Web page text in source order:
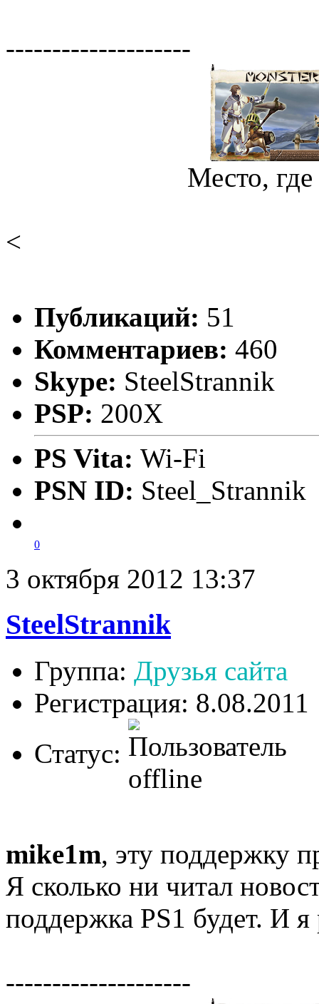
--------------------
Место,
<
Публикаций: 51
Комментариев: 460
Skype: SteelStrannik
PSP: 200X
PS Vita: Wi-Fi
PSN ID: Steel_Strannik
0
3 октября 2012 13:37
SteelStrannik
Группа: Друзья сайта
Регистрация: 8.08.2011
Статус:
mike1m, эту поддержку
Я сколько ни читал
поддержка PS1 будет. И я
--------------------